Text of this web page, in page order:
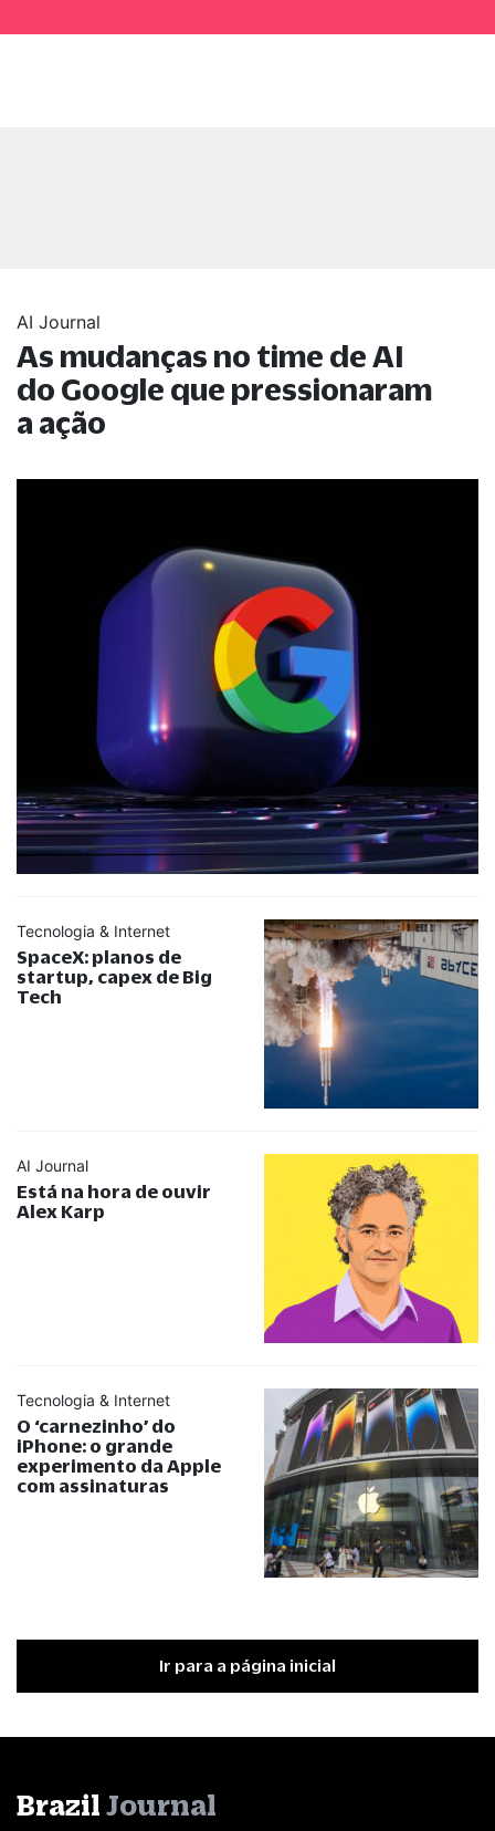
AI Journal
As mudanças no time de AI
do Google que pressionaram
a ação
Tecnologia & Internet
SpaceX: planos de
startup, capex de Big
Tech
AI Journal
Está na hora de ouvir
Alex Karp
Tecnologia & Internet
O ‘carnezinho’ do
iPhone: o grande
experimento da Apple
com assinaturas
Ir para a página inicial
Brazil Journal